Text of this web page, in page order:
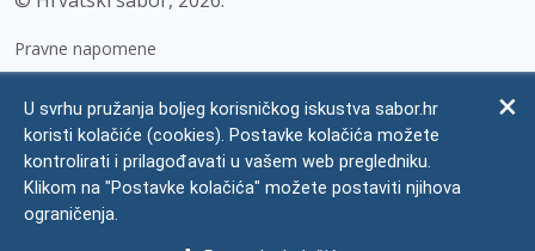
Pravne napomene
Zaštita osobnih podataka
Impressum
Česta pitanja
U svrhu pružanja boljeg korisničkog iskustva sabor.hr
koristi kolačiće (cookies). Postavke kolačića možete
kontrolirati i prilagođavati u vašem web pregledniku.
Klikom na "Postavke kolačića" možete postaviti njihova
ograničenja.